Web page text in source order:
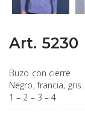
Art. 5230
Buzo con cierre
Negro, francia, gris.
1 – 2 – 3 – 4